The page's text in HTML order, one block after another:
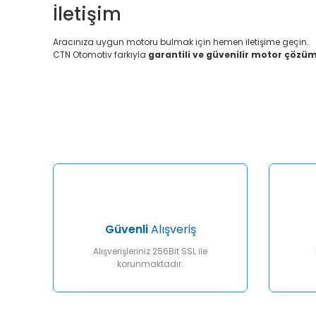
İletişim
Aracınıza uygun motoru bulmak için hemen iletişime geçin.
CTN Otomotiv farkıyla garantili ve güvenilir motor
Ürün bilgilerinde hatalar bulunuyor.
GüvenliAlışveriş
Alışverişleriniz 256Bit SSL ile
korunmaktadır.